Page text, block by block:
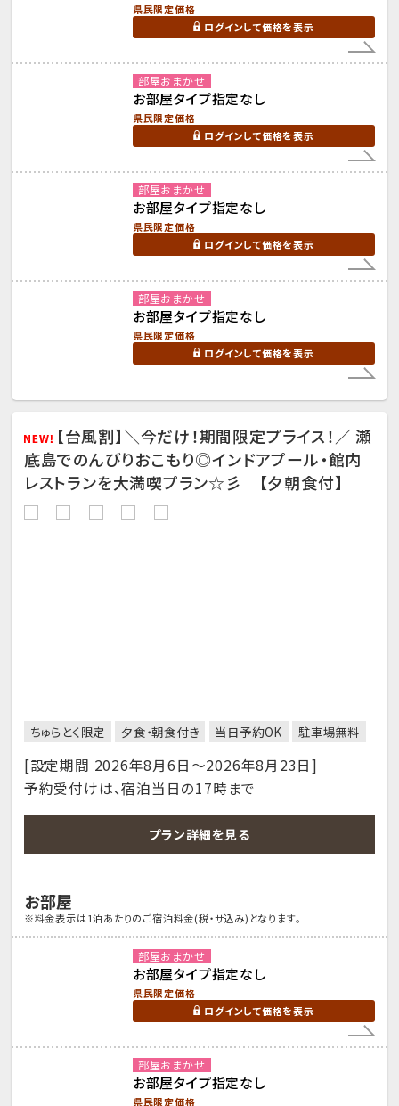
県民限定価格
ログインして価格を表示
部屋おまかせ
お部屋タイプ指定なし
県民限定価格
ログインして価格を表示
部屋おまかせ
お部屋タイプ指定なし
県民限定価格
ログインして価格を表示
部屋おまかせ
お部屋タイプ指定なし
県民限定価格
ログインして価格を表示
【台風割】＼今だけ！期間限定プライス！／ 瀬
底島でのんびりおこもり◎インドアプール・館内
レストランを大満喫プラン☆彡 【夕朝食付】
ちゅらとく限定 夕食・朝食付き 当日予約OK 駐車場無料
[設定期間 2026年8月6日～2026年8月23日]
予約受付けは、宿泊当日の17時まで
プラン詳細を見る
お部屋
※料金表示は1泊あたりのご宿泊料金(税・サ込み)となります。
部屋おまかせ
お部屋タイプ指定なし
県民限定価格
ログインして価格を表示
部屋おまかせ
お部屋タイプ指定なし
県民限定価格